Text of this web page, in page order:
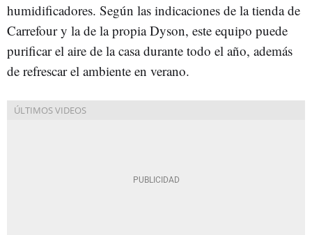
humidificadores. Según las indicaciones de la tienda de
Carrefour y la de la propia Dyson, este equipo puede
purificar el aire de la casa durante todo el año, además
de refrescar el ambiente en verano.